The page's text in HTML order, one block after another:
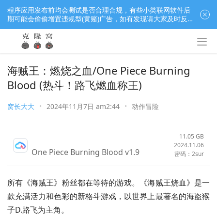
海贼王：燃烧之血/One Piece Burning
Blood (热斗！路飞燃血称王)
窝长大大 • 2024年11月7日 am2:44 • 动作冒险
One Piece Burning Blood v1.9
11.05 GB
2024.11.06
密码：2sur
所有《海贼王》粉丝都在等待的游戏。《海贼王烧血》是一
款充满活力和色彩的新格斗游戏，以世界上最著名的海盗猴
子D.路飞为主角。
程序应用发布前均会测试是否合理合规，有些小类联网软件后
期可能会偷偷增置违规型(黄赌)广告，如有发现请大家及时反
馈窝长进行处理，共同监督维护良好的程序应用下载社区！